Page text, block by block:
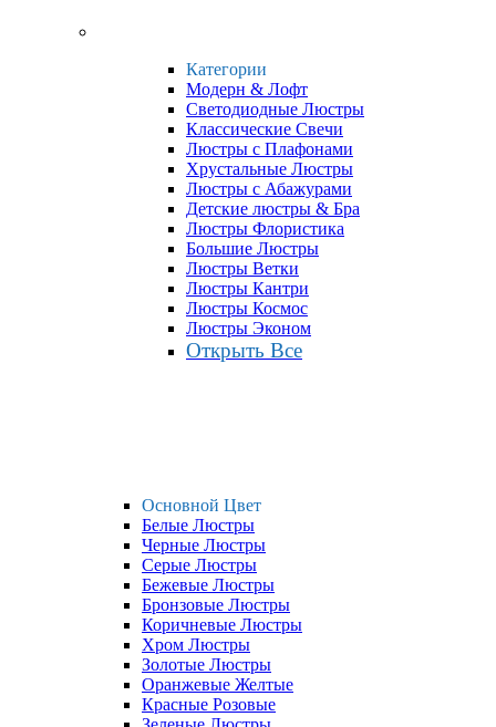
Категории
Модерн & Лофт
Светодиодные Люстры
Классические Свечи
Люстры с Плафонами
Хрустальные Люстры
Люстры с Абажурами
Детские люстры & Бра
Люстры Флористика
Большие Люстры
Люстры Ветки
Люстры Кантри
Люстры Космос
Люстры Эконом
Открыть Все
Основной Цвет
Белые Люстры
Черные Люстры
Серые Люстры
Бежевые Люстры
Бронзовые Люстры
Коричневые Люстры
Хром Люстры
Золотые Люстры
Оранжевые Желтые
Красные Розовые